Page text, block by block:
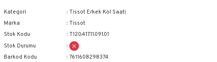
Kategori
Tissot Erkek Kol Saati
Marka
Tissot
Stok Kodu
T120.417.11.091.01
Stok Durumu
Barkod Kodu
7611608298374